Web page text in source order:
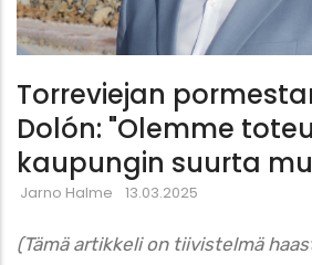
Torreviejan
Dolón: "Olemme
kaupungin suurta
Jarno Halme 13.03.2025
(Tämä artikkeli on tiivistelmä